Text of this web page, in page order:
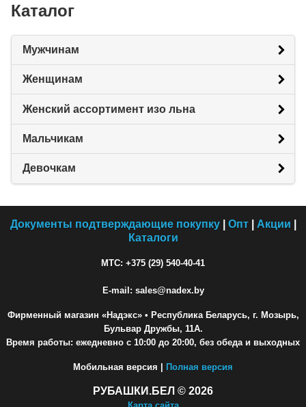
Каталог
Мужчинам
Женщинам
Женский ассортимент изо льна
Мальчикам
Девочкам
Документы подтверждающие покупку| Опт| Акции
Каталоги
МТС: +375 (29) 540-40-41
E-mail: sales@nadex.by
Фирменный магазин «Надэкс»• Республика Беларусь, г. Мозырь,
Бульвар Дружбы, 11А.
Время работы: ежедневно с 10:00 до 20:00, без обеда и выходных
Мобильная версия | Полная версия
РУБАШКИ.БЕЛ © 2026